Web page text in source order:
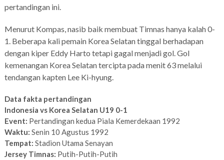
pertandingan ini.
Menurut Kompas, nasib baik membuat Timnas hanya kalah 0-
1. Beberapa kali pemain Korea Selatan tinggal berhadapan
dengan kiper Eddy Harto tetapi gagal menjadi gol. Gol
kemenangan Korea Selatan tercipta pada menit 63 melalui
tendangan kapten Lee Ki-hyung.
Data fakta pertandingan
Indonesia vs Korea Selatan U19 0-1
Event: Pertandingan kedua Piala Kemerdekaan 1992
Waktu: Senin 10 Agustus 1992
Tempat: Stadion Utama Senayan
Jersey Timnas: Putih-Putih-Putih